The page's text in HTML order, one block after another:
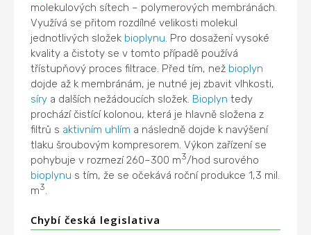
molekulových sítech – polymerových membránách.
Využívá se přitom rozdílné velikosti molekul
jednotlivých složek bioplynu. Pro dosažení vysoké
kvality a čistoty se v tomto případě používá
třístupňový proces filtrace. Před tím, než bioplyn
dojde až k membránám, je nutné jej zbavit vlhkosti,
síry a dalších nežádoucích složek. Bioplyn tedy
prochází čistící kolonou, která je hlavně složena z
filtrů s aktivním uhlím a následně dojde k navýšení
tlaku šroubovým kompresorem. Výkon zařízení se
pohybuje v rozmezí 260–300 m3/hod surového
bioplynu s tím, že se očekává roční produkce 1,3 mil.
m3.
Chybí česká legislativa